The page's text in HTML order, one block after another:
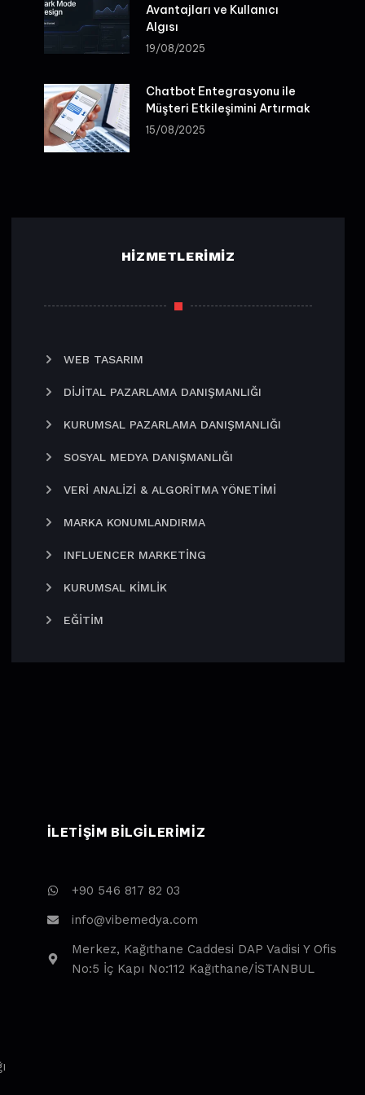
Avantajları ve Kullanıcı
Algısı
19/08/2025
Chatbot Entegrasyonu ile
Müşteri Etkileşimini Artırmak
15/08/2025
HIZMETLERIMIZ
WEB TASARIM
DIJITAL PAZARLAMA DANIŞMANLIĞI
KURUMSAL PAZARLAMA DANIŞMANLIĞI
SOSYAL MEDYA DANIŞMANLIĞI
VERI ANALIZI & ALGORITMA YÖNETIMI
MARKA KONUMLANDIRMA
INFLUENCER MARKETING
KURUMSAL KIMLIK
EĞITIM
ILETIŞIM BILGILERIMIZ
+90 546 817 82 03
info@vibemedya.com
Merkez, Kağıthane Caddesi DAP Vadisi Y Ofis
No:5 İç Kapı No:112 Kağıthane/İSTANBUL